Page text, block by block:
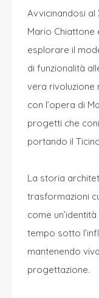
Avvicinandosi al
Mario Chiattone
esplorare il
di funzionalità
vera rivoluzione
con l’opera di
progetti che
portando il
La storia
trasformazioni
come
tempo sotto
mantenendo
progettazione.